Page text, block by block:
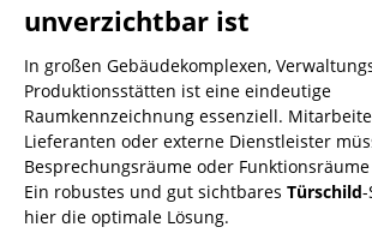
unverzichtbar ist
In großen Gebäudekomplexen,
Produktionsstätten ist eine eindeutige
Raumkennzeichnung essenziell.
Lieferanten oder externe Dienstleister
Besprechungsräume oder
Ein robustes und gut sichtbares Türschild-
hier die optimale Lösung.